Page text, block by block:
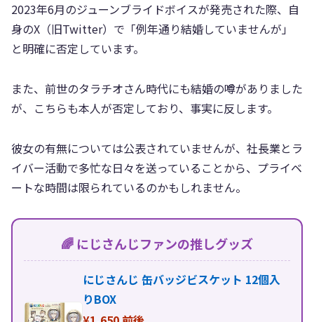
2023年6月のジューンブライドボイスが発売された際、自
身のX（旧Twitter）で「例年通り結婚していませんが」
と明確に否定しています。
また、前世のタラチオさん時代にも結婚の噂がありました
が、こちらも本人が否定しており、事実に反します。
彼女の有無については公表されていませんが、社長業とラ
イバー活動で多忙な日々を送っていることから、プライベ
ートな時間は限られているのかもしれません。
🌈 にじさんじファンの推しグッズ
にじさんじ 缶バッジビスケット 12個入
りBOX